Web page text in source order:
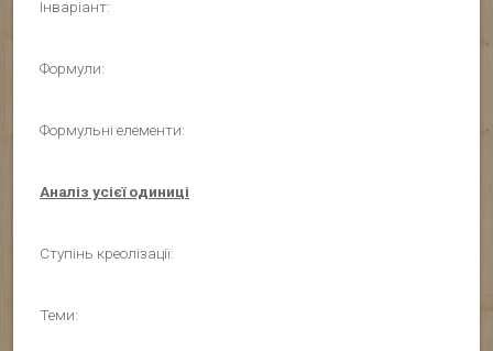
Інваріант:
Формули:
Формульні елементи:
Аналіз усієї одиниці
Ступінь креолізації:
Теми: